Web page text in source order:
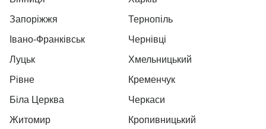
Запоріжжя
Тернопіль
Івано-Франківськ
Чернівці
Луцьк
Хмельницький
Рівне
Кременчук
Біла Церква
Черкаси
Житомир
Кропивницький